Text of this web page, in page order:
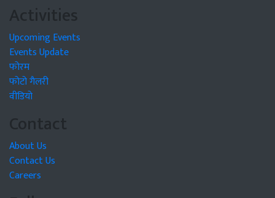
Activities
Upcoming Events
Events Update
फोरम
फोटो गैलरी
वीडियो
Contact
About Us
Contact Us
Careers